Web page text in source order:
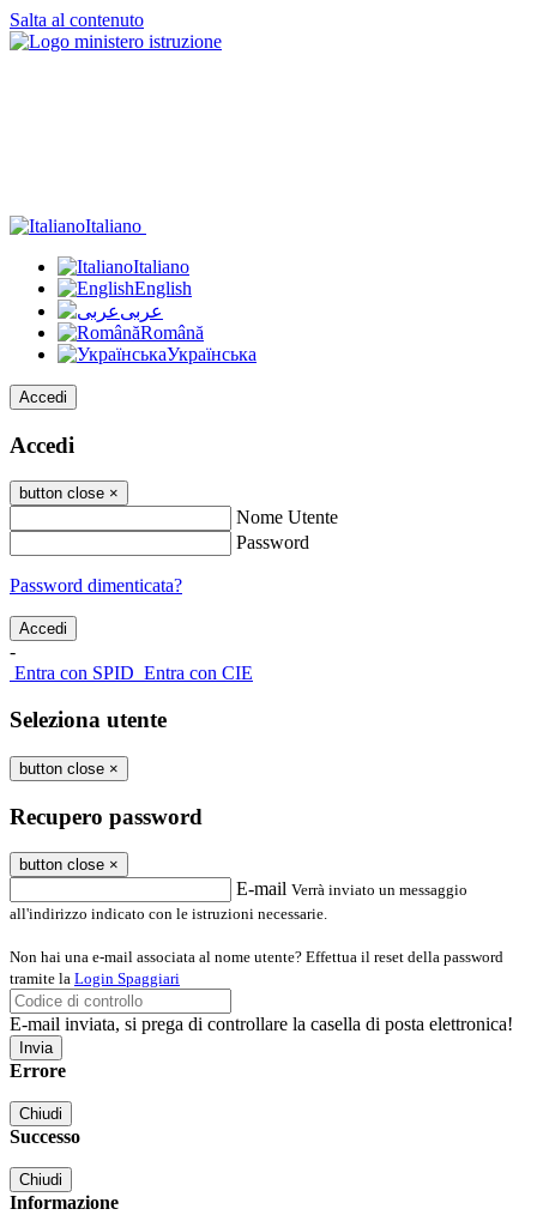
Salta al contenuto
Italiano
Italiano
English
عربى
Română
Українська
Accedi
Accedi
button close ×
Nome Utente
Password
Password dimenticata?
-
Entra con SPID Entra con CIE
Seleziona utente
button close ×
Recupero password
button close ×
E-mail Verrà inviato un messaggio
all'indirizzo indicato con le istruzioni necessarie.
Non hai una e-mail associata al nome utente? Effettua il reset della password
tramite la Login Spaggiari
E-mail inviata, si prega di controllare la casella di posta elettronica!
Errore
Chiudi
Successo
Chiudi
Informazione